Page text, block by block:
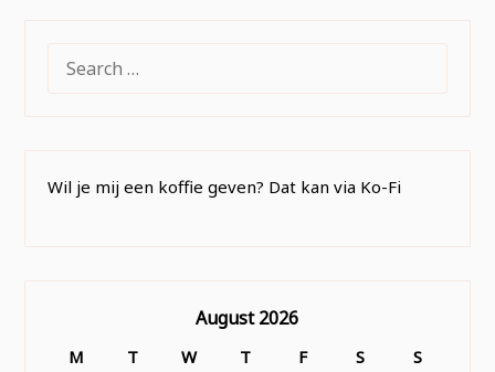
FOR:
Wil je mij een koffie geven? Dat kan via Ko-Fi
August 2026
M T W T F S
S